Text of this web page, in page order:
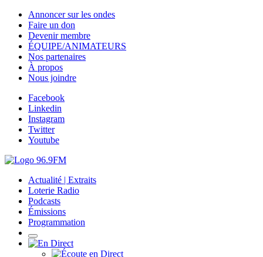
Annoncer sur les ondes
Faire un don
Devenir membre
ÉQUIPE/ANIMATEURS
Nos partenaires
À propos
Nous joindre
Facebook
Linkedin
Instagram
Twitter
Youtube
Actualité | Extraits
Loterie Radio
Podcasts
Émissions
Programmation